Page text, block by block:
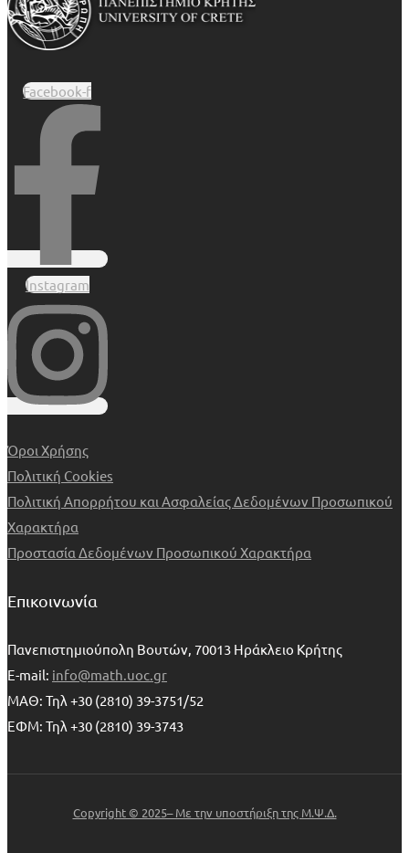
Facebook-f
Instagram
Όροι Χρήσης
Πολιτική Cookies
Πολιτική Απορρήτου και Ασφαλείας Δεδομένων Προσωπικού
Χαρακτήρα
Προστασία Δεδομένων Προσωπικού Χαρακτήρα
Επικοινωνία
Πανεπιστημιούπολη Βουτών, 70013 Ηράκλειο Κρήτης
E-mail: info@math.uoc.gr
ΜΑΘ: Τηλ +30 (2810) 39-3751/52
ΕΦΜ: Τηλ +30 (2810) 39-3743
Copyright © 2025– Με την υποστήριξη της Μ.Ψ.Δ.